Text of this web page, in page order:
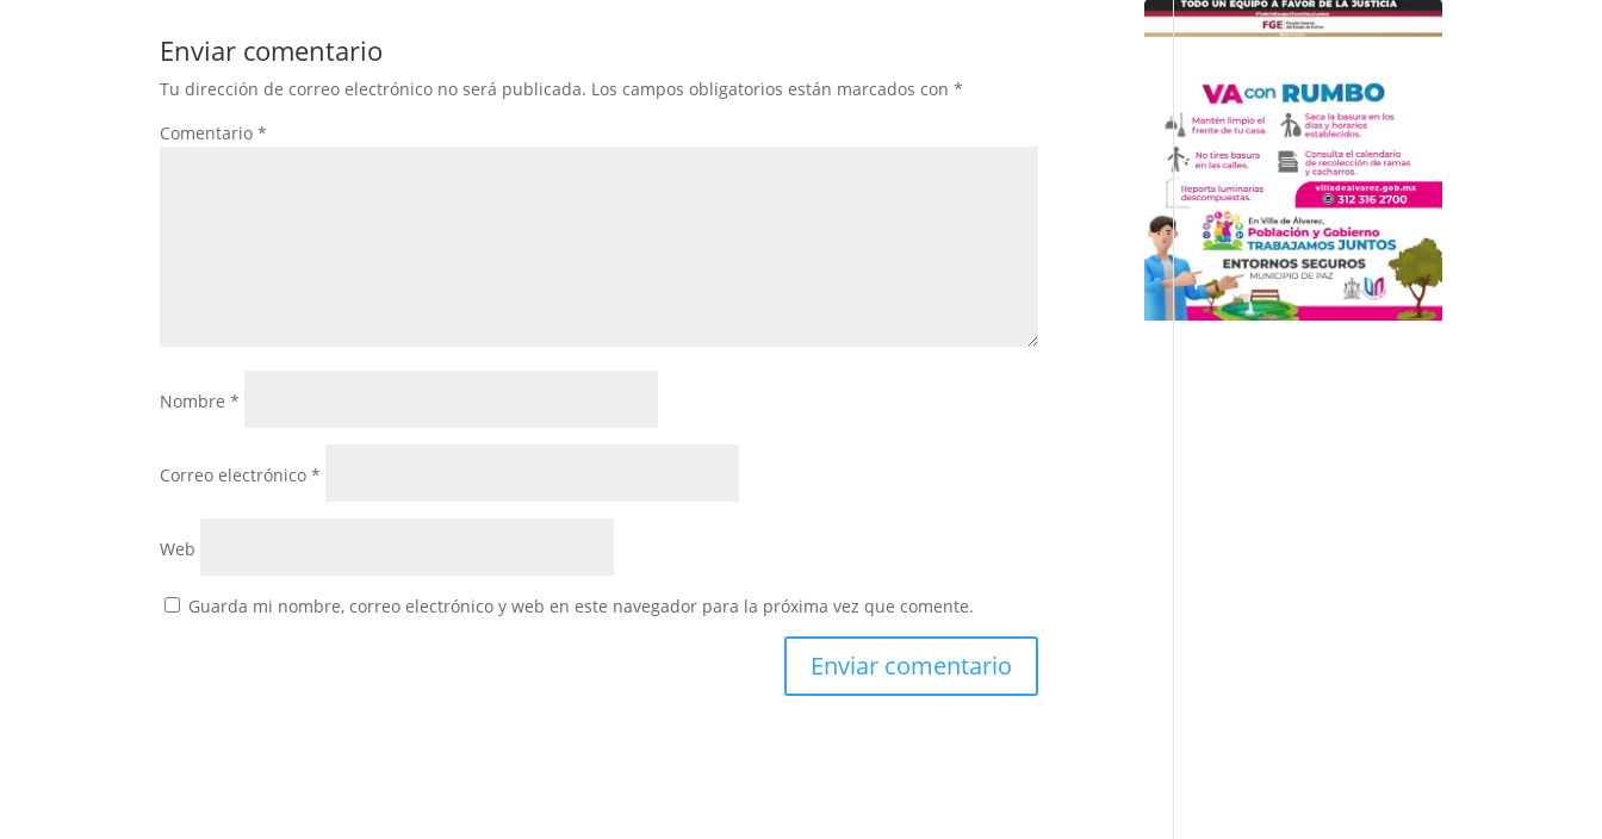
Enviar comentario
Tu dirección de correo electrónico no será publicada. Los campos obligatorios están marcados con*
Comentario*
Nombre*
Correo electrónico*
Web
Guarda mi nombre, correo electrónico y web en este navegador para la próxima vez que comente.